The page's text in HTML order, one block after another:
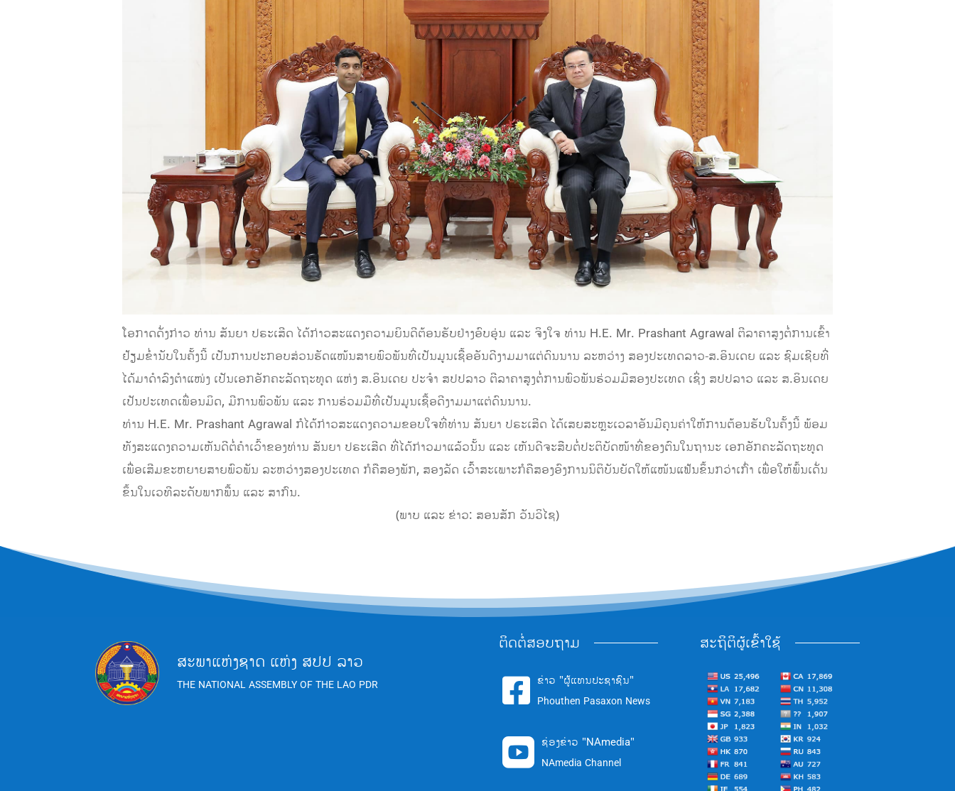
ໂອກາດດັ່ງກ່າວ ທ່ານ ສັນຍາ ປຣະເສີດ ໄດ້ກ່າວສະແດງຄວາມຍິນດີຕ້ອນຮັບຢ່າງອົບອຸ່ນ ແລະ ຈິງໃຈ ທ່ານ H.E. Mr. Prashant Agrawal ຕີລາຄາສູງຕໍ່ການເຂົ້າ
ຢ້ຽມຂໍ່ານັບໃນຄັ້ງນີ້ ເປັນການປະກອບສ່ວນຮັດແໜ້ນສາຍພົວພັນທີ່ເປັນມູນເຊື້ອອັນດີງາມມາແຕ່ດົນນານ ລະຫວ່າງ ສອງປະເທດລາວ-ສ.ອິນເດຍ ແລະ ຊົມເຊີຍທີ່
ໄດ້ມາດຳລົງຕຳແໜ່ງ ເປັນເອກອັກຄະລັດຖະທູດ ແຫ່ງ ສ.ອິນເດຍ ປະຈຳ ສປປລາວ ຕີລາຄາສູງຕໍ່ການພົວພັນຮ່ວມມືສອງປະເທດ ເຊິ່ງ ສປປລາວ ແລະ ສ.ອິນເດຍ
ເປັນປະເທດເພື່ອນມິດ, ມີການພົວພັນ ແລະ ການຮ່ວມມືທີ່ເປັນມູນເຊື້ອດີງາມມາແຕ່ດົນນານ.
ທ່ານ H.E. Mr. Prashant Agrawal ກໍໄດ້ກ່າວສະແດງຄວາມຂອບໃຈທີ່ທ່ານ ສັນຍາ ປຣະເສີດ ໄດ້ເສຍສະຫຼະເວລາອັນມີຄຸນຄ່າໃຫ້ການຕ້ອນຮັບໃນຄັ້ງນີ້ ພ້ອມ
ທັງສະແດງຄວາມເຫັນດີຕໍ່ຄໍາເວົ້າຂອງທ່ານ ສັນຍາ ປຣະເສີດ ທີ່ໄດ້ກ່າວມາແລ້ວນັ້ນ ແລະ ເຫັນດີຈະສືບຕໍ່ປະຕິບັດໜ້າທີ່ຂອງຕົນໃນຖານະ ເອກອັກຄະລັດຖະທູດ
ເພື່ອເສີມຂະຫຍາຍສາຍພົວພັນ ລະຫວ່າງສອງປະເທດ ກໍຄືສອງພັກ, ສອງລັດ ເວົ້້າສະເພາະກໍຄືສອງອົງການນິຕິບັນຍັດໃຫ້ແໜ້ນແຟ້ນຂຶ້ນກວ່າເກົ່າ ເພື່ອໃຫ້ພົ້ນເດັ່ນ
ຂຶ້ນໃນເວທີລະດັບພາກພື້ນ ແລະ ສາກົນ.
(ພາບ ແລະ ຂ່າວ: ສອນສັກ ວັນວິໄຊ)
ສະພາແຫ່ງຊາດ ແຫ່ງ ສປປ ລາວ
THE NATIONAL ASSEMBLY OF THE LAO PDR
ຕິດຕໍ່ສອບຖາມ
 ຂ່າວ "ຜູ້ແທນປະຊາຊົນ"
Phouthen Pasaxon News
 ຊ່ອງຂ່າວ "NAmedia"
NAmedia Channel
ສະຖິຕິຜູ້ເຂົ້າໃຊ້